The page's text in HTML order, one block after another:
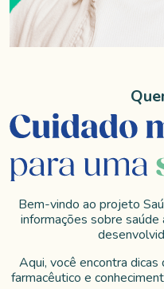
Bem-vindo ao projeto
informações sobre saúde
Aqui, você encontra
farmacêutico e